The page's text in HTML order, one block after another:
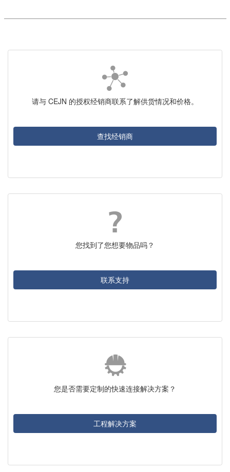
请与 CEJN 的授权经销商联系了解供货情况和价格。
查找经销商
您找到了您想要物品吗？
联系支持
您是否需要定制的快速连接解决方案？
工程解决方案